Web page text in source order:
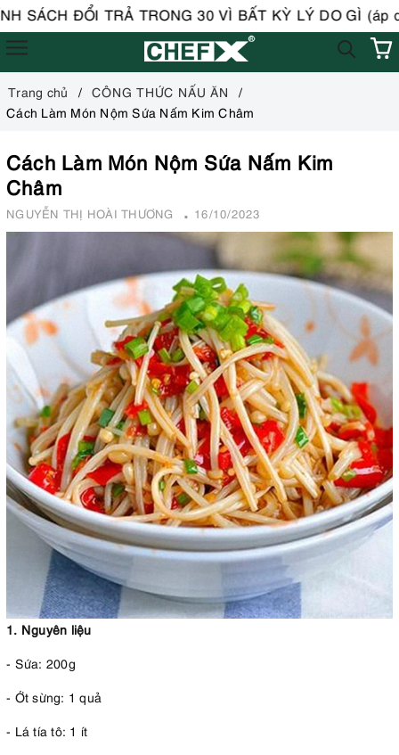
SÁCH ĐỔI TRẢ TRONG 30 VÌ BẤT KỲ LÝ DO GÌ (áp
Trang chủ
CÔNG THỨC NẤU ĂN
Cách Làm Món Nộm Sứa Nấm Kim Châm
Cách Làm Món Nộm Sứa Nấm Kim
Châm
NGUYỄN THỊ HOÀI THƯƠNG 16/10/2023
1. Nguyên liệu
- Sứa: 200g
- Ớt sừng: 1 quả
- Lá tía tô: 1 ít